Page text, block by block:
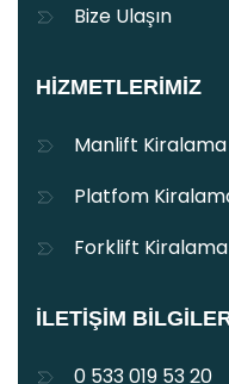
Bize Ulaşın
HIZMETLERIMIZ
Manlift Kiralama
Platfom
Forklift Kiralama
İLETIŞIM
0 533 019 53 20